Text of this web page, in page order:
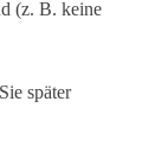
(z. B. keine
später